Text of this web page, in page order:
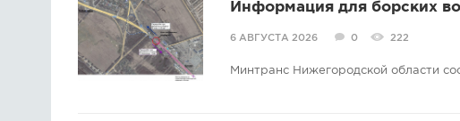
Информация для борских
6 АВГУСТА 2026 0 222
Минтранс Нижегородской области